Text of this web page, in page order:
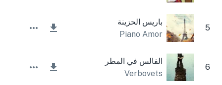
5
باريس الحزينة
Piano Amor
6
الفالس في المطر
Verbovets